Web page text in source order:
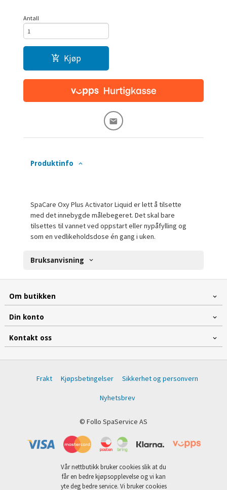
Antall
Kjøp
Produktinfo
SpaCare Oxy Plus Activator Liquid er lett å tilsette
med det innebygde målebegeret. Det skal bare
tilsettes til vannet ved oppstart eller nypåfylling og
som en vedlikeholdsdose én gang i uken.
Bruksanvisning
Om butikken
Din konto
Kontakt oss
Frakt Kjøpsbetingelser Sikkerhet og personvern
Nyhetsbrev
© Follo SpaService AS
Vår nettbutikk bruker cookies slik at du
får en bedre kjøpsopplevelse og vi kan
yte deg bedre service. Vi bruker cookies